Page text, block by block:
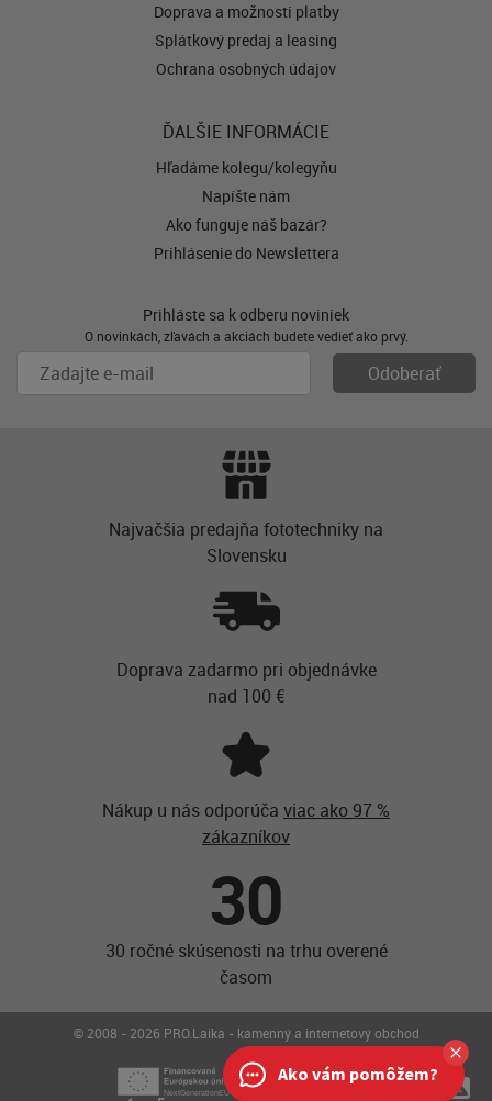
Doprava a možnosti platby
Splátkový predaj a leasing
Ochrana osobných údajov
ĎALŠIE INFORMÁCIE
Hľadáme kolegu/kolegyňu
Napíšte nám
Ako funguje náš bazár?
Prihlásenie do Newslettera
Prihláste sa k odberu noviniek
O novinkách, zľavách a akciách budete vedieť ako prvý.
Najvačšia predajňa fototechniky na
Slovensku
Doprava zadarmo pri objednávke
nad 100 €
Nákup u nás odporúča viac ako 97 %
zákazníkov
30
30 ročné skúsenosti na trhu overené
časom
© 2008 - 2026 PRO.Laika - kamenný a internetový obchod
Ako vám pomôžem?